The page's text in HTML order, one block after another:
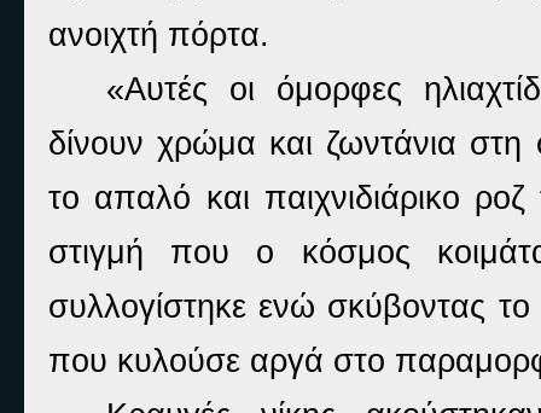
ανοιχτή πόρτα.
«Αυτές οι όμορφες
δίνουν χρώμα και ζωντάνια
το απαλό και παιχνιδιάρικο
στιγμή που ο κόσμος
συλλογίστηκε ενώ σκύβοντας
που κυλούσε αργά στο